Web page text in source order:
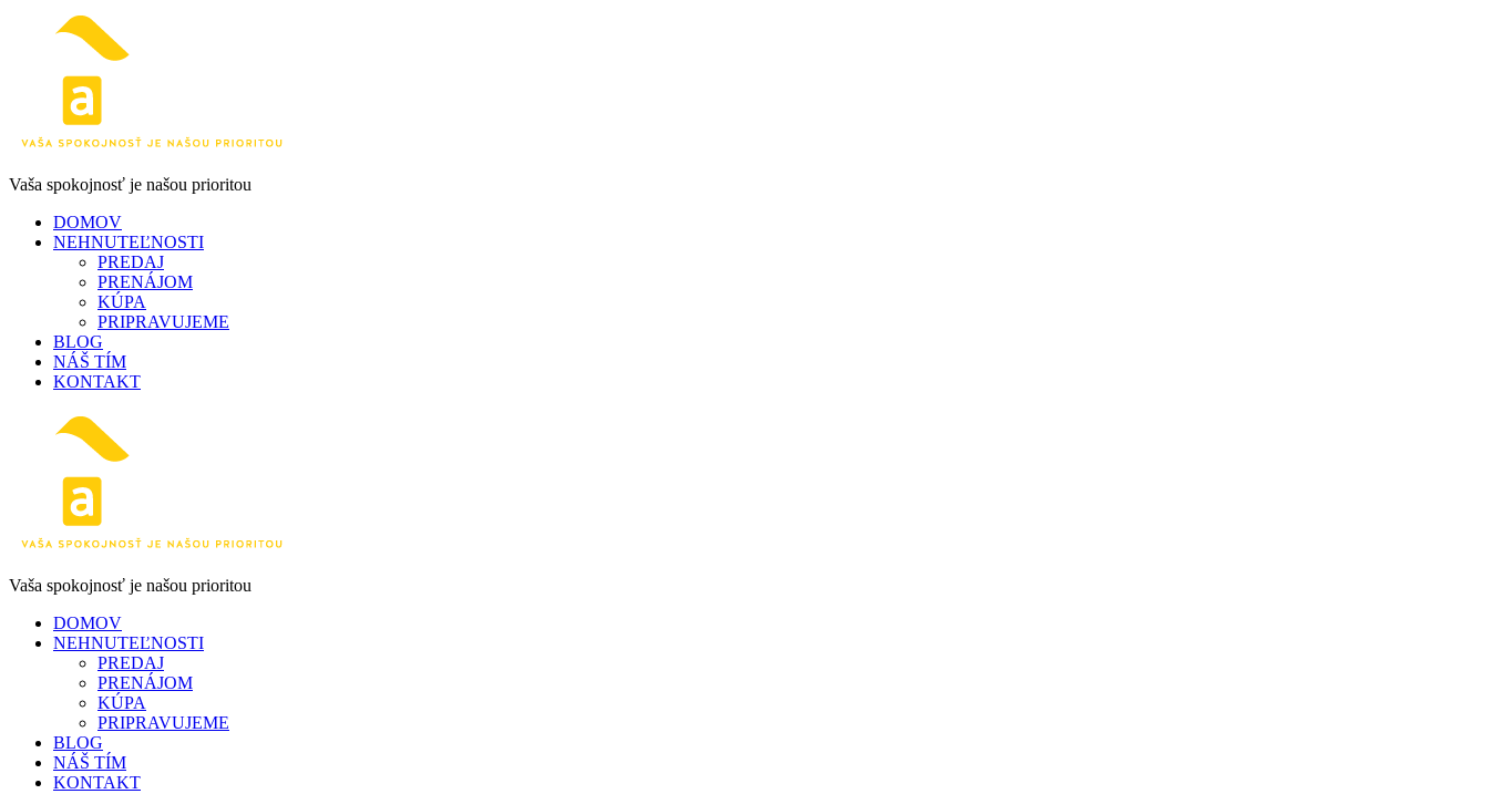
Vaša spokojnosť je našou prioritou
DOMOV
NEHNUTEĽNOSTI
PREDAJ
PRENÁJOM
KÚPA
PRIPRAVUJEME
BLOG
NÁŠ TÍM
KONTAKT
Vaša spokojnosť je našou prioritou
DOMOV
NEHNUTEĽNOSTI
PREDAJ
PRENÁJOM
KÚPA
PRIPRAVUJEME
BLOG
NÁŠ TÍM
KONTAKT